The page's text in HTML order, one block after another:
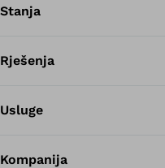
Stanja
Rješenja
Usluge
Kompanija